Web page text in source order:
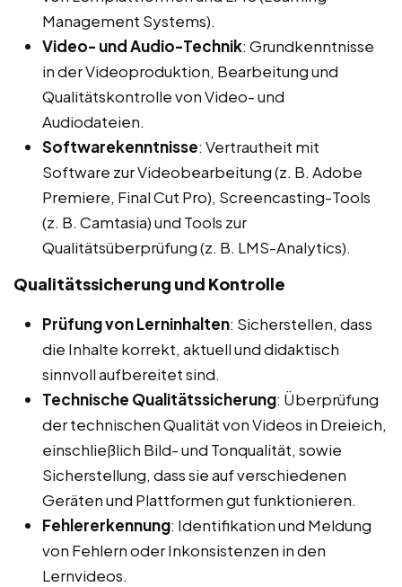
Management Systems).
Video- und Audio-Technik: Grundkenntnisse
in der Videoproduktion, Bearbeitung und
Qualitätskontrolle von Video- und
Audiodateien.
Softwarekenntnisse: Vertrautheit mit
Software zur Videobearbeitung (z. B. Adobe
Premiere, Final Cut Pro), Screencasting-Tools
(z. B. Camtasia) und Tools zur
Qualitätsüberprüfung (z. B. LMS-Analytics).
Qualitätssicherung und Kontrolle
Prüfung von Lerninhalten: Sicherstellen, dass
die Inhalte korrekt, aktuell und didaktisch
sinnvoll aufbereitet sind.
Technische Qualitätssicherung: Überprüfung
der technischen Qualität von Videos in Dreieich,
einschließlich Bild- und Tonqualität, sowie
Sicherstellung, dass sie auf verschiedenen
Geräten und Plattformen gut funktionieren.
Fehlererkennung: Identifikation und Meldung
von Fehlern oder Inkonsistenzen in den
Lernvideos.